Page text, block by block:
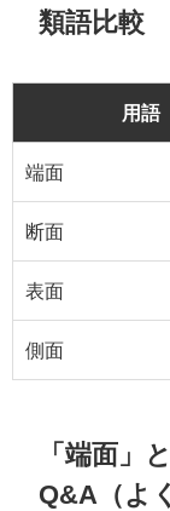
類語比較
用語
端面
断面
表面
側面
「端面」
Q&A（よ